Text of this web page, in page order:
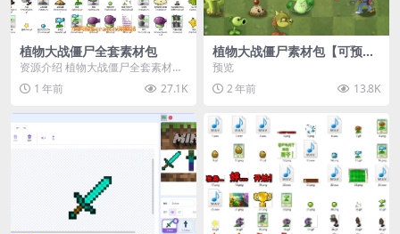
植物大战僵尸全套素材包
资源介绍 植物大战僵尸全套素材
包，包含227个丰富多样的素材，
涵盖角色、背景、动...
1 年前 27.1K
植物大战僵尸素材包【可预
览】
预览
2 年前
13.8K